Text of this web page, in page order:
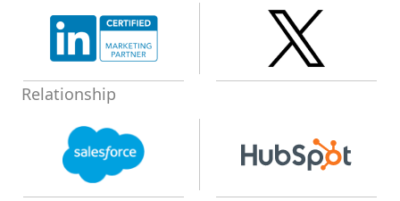
Relationship